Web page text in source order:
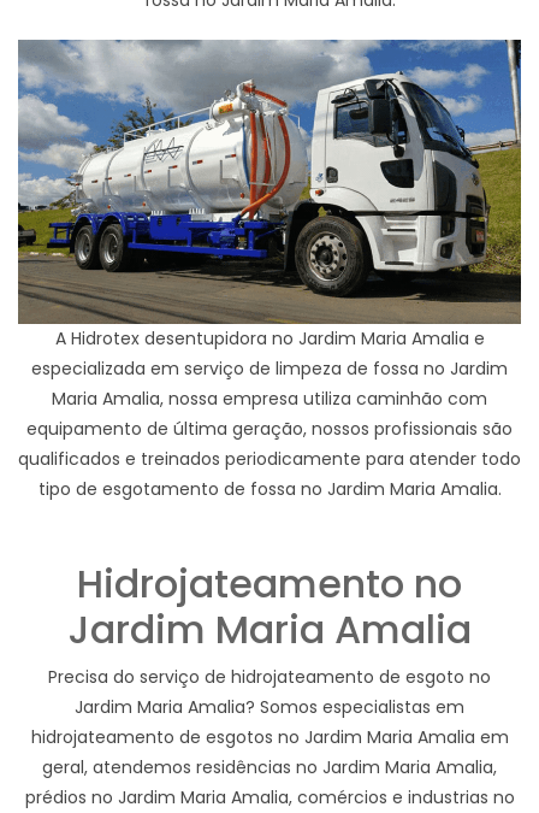
A Hidrotex desentupidora no Jardim Maria Amalia e
especializada em serviço de limpeza de fossa no Jardim
Maria Amalia, nossa empresa utiliza caminhão com
equipamento de última geração, nossos profissionais são
qualificados e treinados periodicamente para atender todo
tipo de esgotamento de fossa no Jardim Maria Amalia.
Hidrojateamento no
Jardim Maria Amalia
Precisa do serviço de hidrojateamento de esgoto no
Jardim Maria Amalia? Somos especialistas em
hidrojateamento de esgotos no Jardim Maria Amalia em
geral, atendemos residências no Jardim Maria Amalia,
prédios no Jardim Maria Amalia, comércios e industrias no